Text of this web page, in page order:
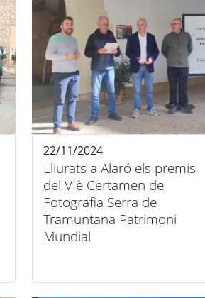
Lliurats a Alaró els premis
del VIè Certamen de
Fotografia Serra de
Tramuntana Patrimoni
Mundial
22/11/2024